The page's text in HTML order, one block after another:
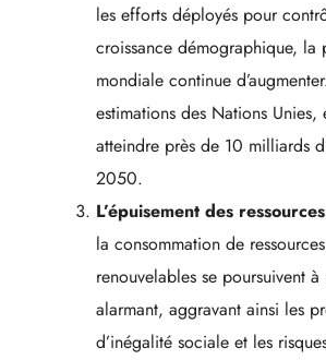
les efforts déployés pour
croissance démographique, la
mondiale continue
estimations des Nations Unies,
atteindre près de 10 milliards
2050.
L’épuisement des
la consommation de
renouvelables se poursuivent à
alarmant, aggravant ainsi les
d’inégalité sociale et les